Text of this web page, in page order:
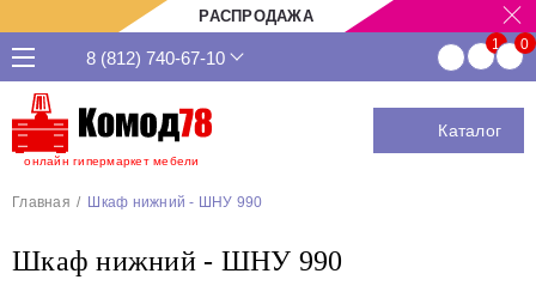
РАСПРОДАЖА
онлайн гипермаркет мебели
8 (812) 740-67-10
Каталог
Главная Шкаф нижний - ШНУ 990
Шкаф нижний - ШНУ 990